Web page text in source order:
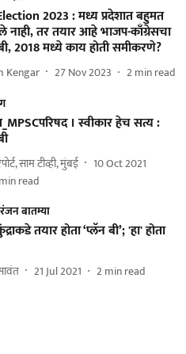
2023 : मध्य प्रदेशात बहुमत
नाही, तर तयार आहे भाजप-काँग्रेसचा
2018 मध्ये काय होती समीकरणे?
Kengar 27 Nov 2023 2min read
। स्वीकार हेच सत्य :
साम टीव्ही, मुंबई
10 Oct 2021
min read
बातम्या
तयार होता ‘प्लॅन बी’; 'हा' होता
21 Jul 2021 2min read